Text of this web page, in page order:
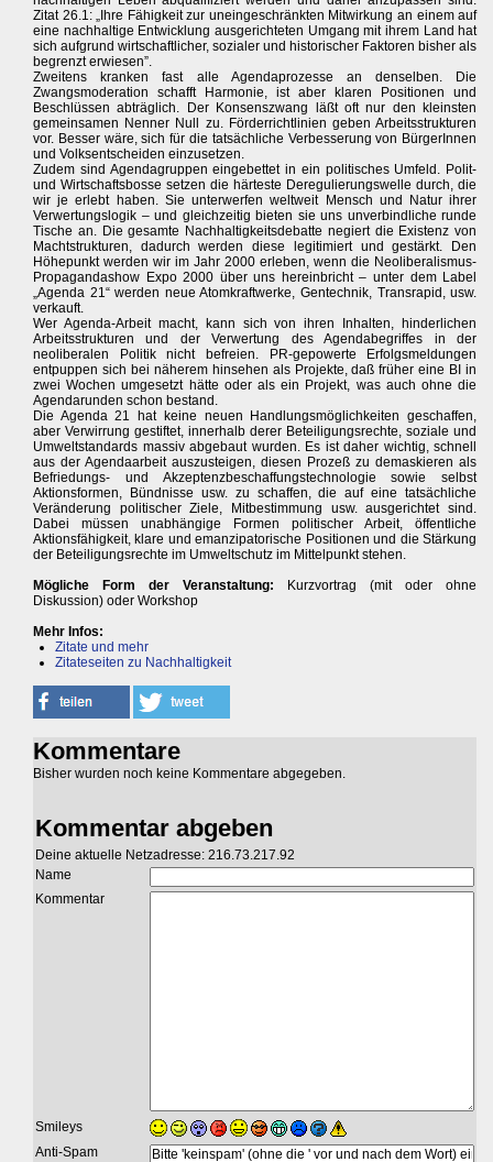
Zitat 26.1: „Ihre Fähigkeit zur uneingeschränkten Mitwirkung an einem auf
eine nachhaltige Entwicklung ausgerichteten Umgang mit ihrem Land hat
sich aufgrund wirtschaftlicher, sozialer und historischer Faktoren bisher als
begrenzt erwiesen”.
Zweitens kranken fast alle Agendaprozesse an denselben. Die
Zwangsmoderation schafft Harmonie, ist aber klaren Positionen und
Beschlüssen abträglich. Der Konsenszwang läßt oft nur den kleinsten
gemeinsamen Nenner Null zu. Förderrichtlinien geben Arbeitsstrukturen
vor. Besser wäre, sich für die tatsächliche Verbesserung von BürgerInnen
und Volksentscheiden einzusetzen.
Zudem sind Agendagruppen eingebettet in ein politisches Umfeld. Polit-
und Wirtschaftsbosse setzen die härteste Deregulierungswelle durch, die
wir je erlebt haben. Sie unterwerfen weltweit Mensch und Natur ihrer
Verwertungslogik – und gleichzeitig bieten sie uns unverbindliche runde
Tische an. Die gesamte Nachhaltigkeitsdebatte negiert die Existenz von
Machtstrukturen, dadurch werden diese legitimiert und gestärkt. Den
Höhepunkt werden wir im Jahr 2000 erleben, wenn die Neoliberalismus-
Propagandashow Expo 2000 über uns hereinbricht – unter dem Label
„Agenda 21“ werden neue Atomkraftwerke, Gentechnik, Transrapid, usw.
verkauft.
Wer Agenda-Arbeit macht, kann sich von ihren Inhalten, hinderlichen
Arbeitsstrukturen und der Verwertung des Agendabegriffes in der
neoliberalen Politik nicht befreien. PR-gepowerte Erfolgsmeldungen
entpuppen sich bei näherem hinsehen als Projekte, daß früher eine BI in
zwei Wochen umgesetzt hätte oder als ein Projekt, was auch ohne die
Agendarunden schon bestand.
Die Agenda 21 hat keine neuen Handlungsmöglichkeiten geschaffen,
aber Verwirrung gestiftet, innerhalb derer Beteiligungsrechte, soziale und
Umweltstandards massiv abgebaut wurden. Es ist daher wichtig, schnell
aus der Agendaarbeit auszusteigen, diesen Prozeß zu demaskieren als
Befriedungs- und Akzeptenzbeschaffungstechnologie sowie selbst
Aktionsformen, Bündnisse usw. zu schaffen, die auf eine tatsächliche
Veränderung politischer Ziele, Mitbestimmung usw. ausgerichtet sind.
Dabei müssen unabhängige Formen politischer Arbeit, öffentliche
Aktionsfähigkeit, klare und emanzipatorische Positionen und die Stärkung
der Beteiligungsrechte im Umweltschutz im Mittelpunkt stehen.
Mögliche Form der Veranstaltung: Kurzvortrag (mit oder ohne
Diskussion) oder Workshop
Mehr Infos:
Zitate und mehr
Zitateseiten zu Nachhaltigkeit
Kommentare
Bisher wurden noch keine Kommentare abgegeben.
Kommentar abgeben
Deine aktuelle Netzadresse: 216.73.217.92
Name
Kommentar
Smileys
Anti-Spam